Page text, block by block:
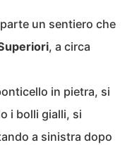
un sentiero che
, a circa
in pietra, si
i bolli gialli, si
a sinistra dopo